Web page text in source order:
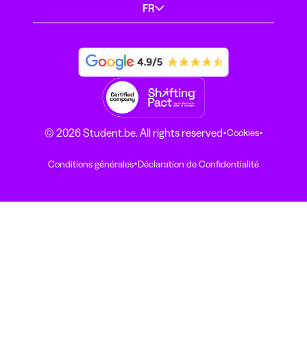
FR
© 2026 Student.be. All rights reserved·Cookies·
Conditions générales·Déclaration de Confidentialité